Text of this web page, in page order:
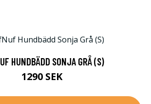
HUNDBÄDD SONJA GRÅ (S)
1290 SEK